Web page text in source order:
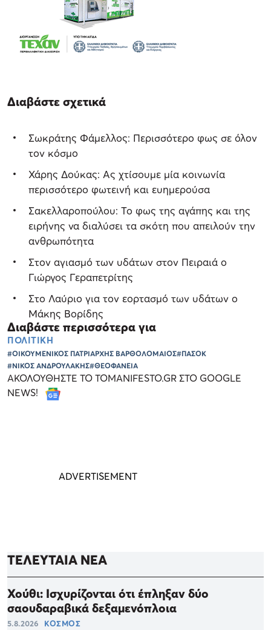
Διαβάστε σχετικά
Σωκράτης Φάμελλος: Περισσότερο φως σε όλον
τον κόσμο
Χάρης Δούκας: Ας χτίσουμε μία κοινωνία
περισσότερο φωτεινή και ευημερούσα
Σακελλαροπούλου: Το φως της αγάπης και της
ειρήνης να διαλύσει τα σκότη που απειλούν την
ανθρωπότητα
Στον αγιασμό των υδάτων στον Πειραιά ο
Γιώργος Γεραπετρίτης
Στο Λαύριο για τον εορτασμό των υδάτων ο
Μάκης Βορίδης
Διαβάστε περισσότερα για
ΠΟΛΙΤΙΚΗ
#ΟΙΚΟΥΜΕΝΙΚΟΣ ΠΑΤΡΙΑΡΧΗΣ ΒΑΡΘΟΛΟΜΑΙΟΣ#ΠΑΣΟΚ
#ΝΙΚΟΣ ΑΝΔΡΟΥΛΑΚΗΣ#ΘΕΟΦΑΝΕΙΑ
ΑΚΟΛΟΥΘΗΣΤΕ ΤΟ TOMANIFESTO.GR ΣΤΟ GOOGLE
NEWS!
ΤΕΛΕΥΤΑΙΑ ΝΕΑ
Χούθι: Ισχυρίζονται ότι έπληξαν δύο
σαουδαραβικά δεξαμενόπλοια
5.8.2026 ΚΟΣΜΟΣ